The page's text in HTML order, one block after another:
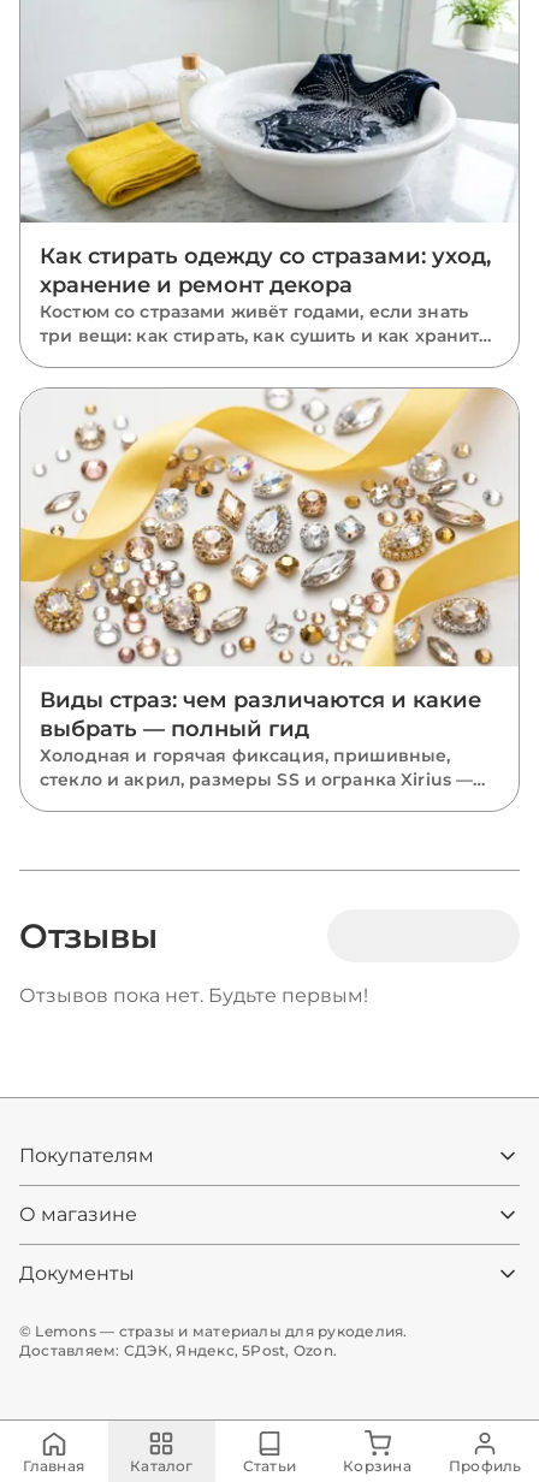
Как стирать одежду со стразами: уход,
хранение и ремонт декора
Костюм со стразами живёт годами, если знать
три вещи: как стирать, как сушить и как хранить.
и машинная стирка, глажка, хранение и ремонт
отклеившихся камней.
Виды страз: чем различаются и какие
выбрать — полный гид
Холодная и горячая фиксация, пришивные,
стекло и акрил, размеры SS и огранка Xirius —
Отзывы
Отзывов пока нет. Будьте первым!
Главная Каталог Статьи Корзина Профиль
Покупателям
О магазине
Документы
© Lemons — стразы и материалы для рукоделия.
Доставляем: СДЭК, Яндекс, 5Post, Ozon.